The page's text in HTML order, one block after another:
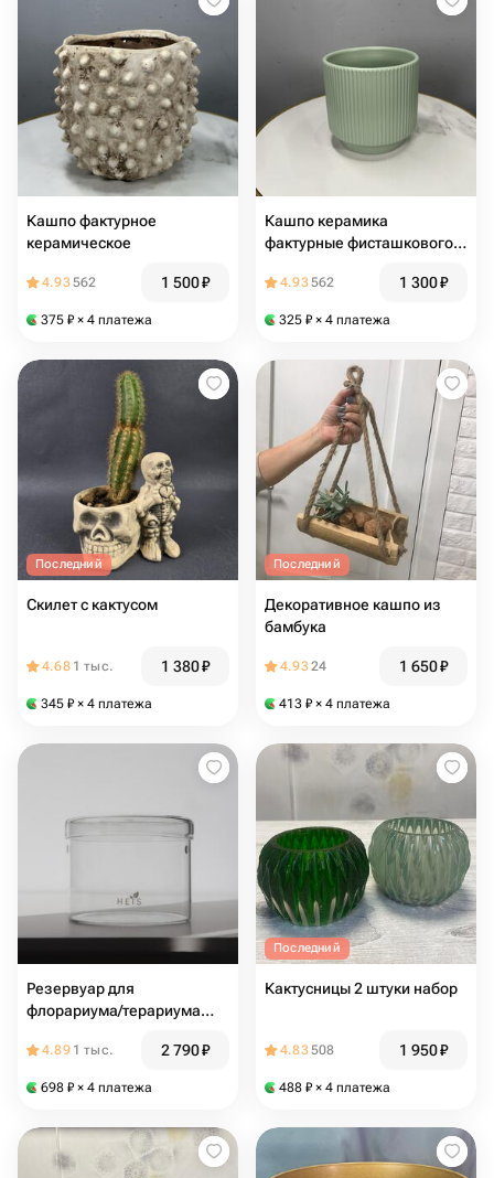
Кашпо фактурное
керамическое
4.93562 1 500₽
375 ₽ × 4 платежа
Кашпо керамика
фактурные фисташкового
4.93562 1 300₽
325 ₽ × 4 платежа
Последний
Скилет с кактусом
4.68 1 тыс. 1 380₽
345 ₽ × 4 платежа
Последний
Декоративное кашпо из
бамбука
4.9324 1 650₽
413 ₽ × 4 платежа
Резервуар для
флорариума/терариума
4.89 1 тыс. 2 790₽
698 ₽ × 4 платежа
Последний
Кактусницы 2 штуки набор
4.83508 1 950₽
488 ₽ × 4 платежа